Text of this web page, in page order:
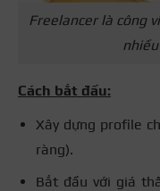
Freelancer là công
Cách bắt đầu:
Xây dựng profile
ràng).
Bắt đầu với giá